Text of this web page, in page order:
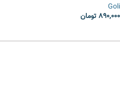
Goli
890,000تومان